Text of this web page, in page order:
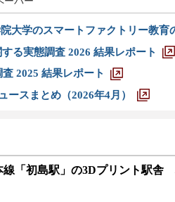
院大学のスマートファクトリー教育
る実態調査 2026 結果レポート
2025 結果レポート
ースまとめ（2026年4月）
線「初島駅」の3Dプリント駅舎